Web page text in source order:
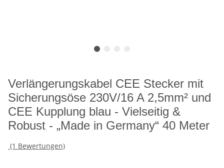
Verlängerungskabel CEE Stecker mit
Sicherungsöse 230V/16 A 2,5mm² und
CEE Kupplung blau - Vielseitig &
Robust - „Made in Germany“ 40 Meter
(1 Bewertungen)